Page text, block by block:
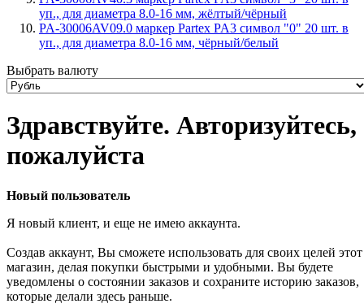
уп., для диаметра 8.0-16 мм, жёлтый/чёрный
PA-30006AV09.0 маркер Partex PA3 символ "0" 20 шт. в
уп., для диаметра 8.0-16 мм, чёрный/белый
Выбрать валюту
Здравствуйте. Авторизуйтесь,
пожалуйста
Новый пользователь
Я новый клиент, и еще не имею аккаунта.
Создав аккаунт, Вы сможете использовать для своих целей этот
магазин, делая покупки быстрыми и удобными. Вы будете
уведомлены о состоянии заказов и сохраните историю заказов,
которые делали здесь раньше.